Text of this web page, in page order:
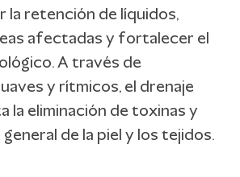
la retención de líquidos,
afectadas y fortalecer el
A través de
y rítmicos, el drenaje
la eliminación de toxinas y
general de la piel y los tejidos.